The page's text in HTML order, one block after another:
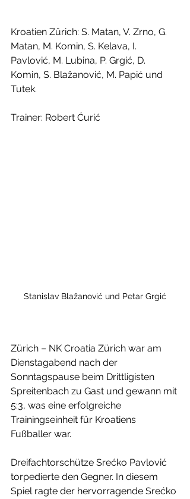
Kroatien Zürich: S. Matan, V. Zrno, G.
Matan, M. Komin, S. Kelava, I.
Pavlović, M. Lubina, P. Grgić, D.
Komin, S. Blažanović, M. Papić und
Tutek.
Trainer: Robert Ćurić
Stanislav Blažanović und Petar Grgić
Zürich – NK Croatia Zürich war am
Dienstagabend nach der
Sonntagspause beim Drittligisten
Spreitenbach zu Gast und gewann mit
5:3, was eine erfolgreiche
Trainingseinheit für Kroatiens
Fußballer war.
Dreifachtorschütze Srećko Pavlović
torpedierte den Gegner. In diesem
Spiel ragte der hervorragende Srećko